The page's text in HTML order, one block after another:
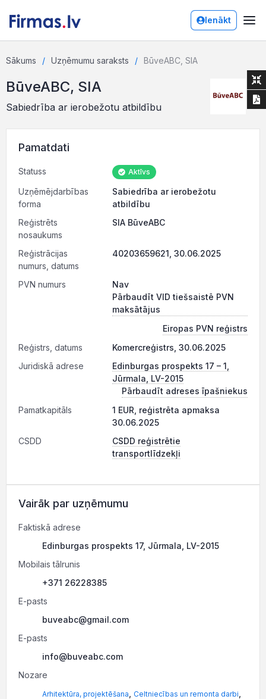
Ienākt
Sākums Uzņēmumu saraksts BūveABC, SIA
BūveABC, SIA
Sabiedrība ar ierobežotu atbildību
Pamatdati
Statuss Aktīvs
Uzņēmējdarbības
forma
Sabiedrība ar ierobežotu
atbildību
Reģistrēts
nosaukums
SIA BūveABC
Reģistrācijas
numurs, datums
40203659621, 30.06.2025
PVN numurs
Nav
Pārbaudīt VID tiešsaistē PVN
maksātājus
Eiropas PVN reģistrs
Reģistrs, datums
Komercreģistrs, 30.06.2025
Juridiskā adrese
Edinburgas prospekts 17 – 1,
Jūrmala, LV-2015
Pārbaudīt adreses īpašniekus
Pamatkapitāls
1 EUR, reģistrēta apmaksa
30.06.2025
CSDD
CSDD reģistrētie
transportlīdzekļi
Vairāk par uzņēmumu
Faktiskā adrese
Edinburgas prospekts 17, Jūrmala, LV-2015
Mobilais tālrunis
+371 26228385
E-pasts
buveabc@gmail.com
E-pasts
info@buveabc.com
Nozare
Arhitektūra, projektēšana Celtniecības un remonta darbi